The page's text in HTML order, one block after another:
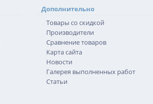
Дополнительно
Товары со скидкой
Производители
Сравнение товаров
Карта сайта
Новости
Галерея выполненных работ
Статьи